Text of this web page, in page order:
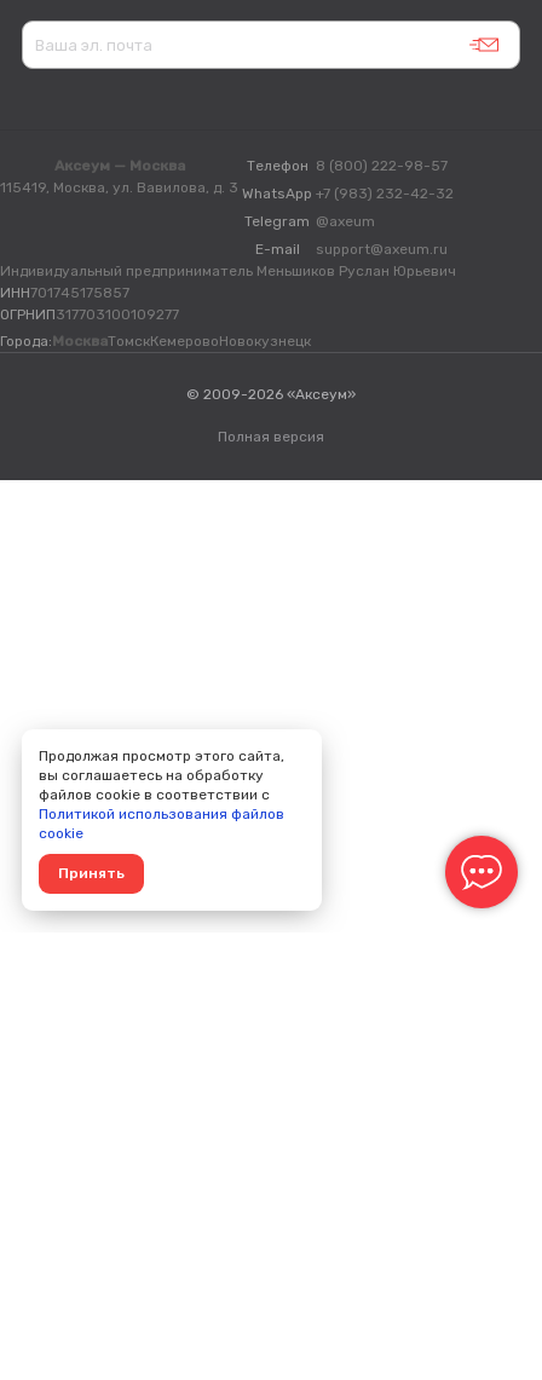
Аксеум — Москва
115419, Москва, ул. Вавилова, д. 3
Телефон 8 (800) 222-98-57
WhatsApp +7 (983) 232-42-32
Telegram @axeum
E-mail
support@axeum.ru
Индивидуальный предприниматель Меньшиков Руслан Юрьевич
ИНН701745175857
ОГРНИП317703100109277
Города: МоскваТомскКемеровоНовокузнецк
© 2009-2026 «Аксеум»
Полная версия
Продолжая просмотр этого сайта,
вы соглашаетесь на обработку
файлов cookie в соответствии с
Политикой использования файлов
cookie
Принять